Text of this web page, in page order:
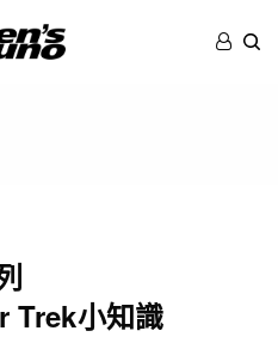
Trek小知識